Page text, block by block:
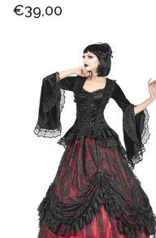
€39,00